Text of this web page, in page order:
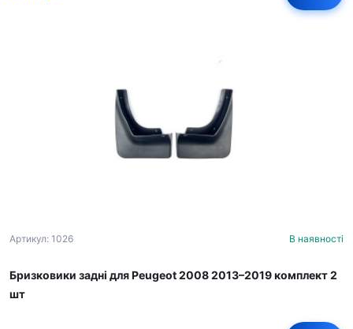
Артикул: 1026 В наявності
Бризковики задні для Peugeot 2008 2013–2019 комплект 2
шт